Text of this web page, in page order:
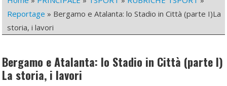
Reportage » Bergamo e Atalanta: lo Stadio in Città (parte I)La
storia, i lavori
Bergamo e Atalanta: lo Stadio in Città (parte I)
La storia, i lavori